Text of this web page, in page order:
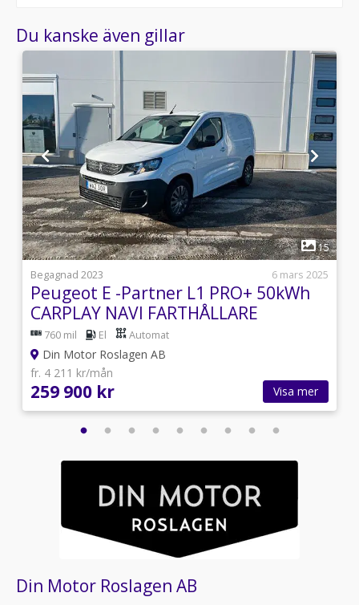
Du kanske även gillar
1
15
Begagnad 2023
6 mars 2025
Peugeot E -Partner L1 PRO+ 50kWh
CARPLAY NAVI FARTHÅLLARE
760 mil El Automat
Din Motor Roslagen AB
fr. 4 211 kr/mån
259 900 kr Visa mer
Din Motor Roslagen AB